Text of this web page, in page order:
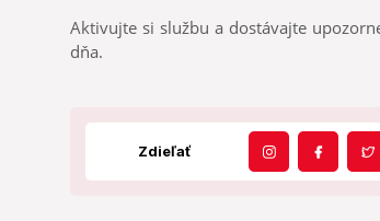
Aktivujte si službu a dostávajte
dňa.
Zdieľať